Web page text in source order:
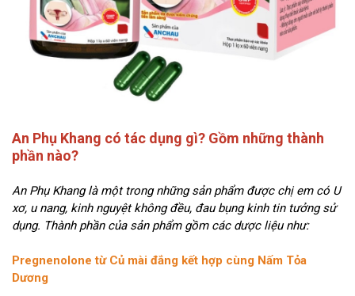
An Phụ Khang có tác dụng gì? Gồm những thành
phần nào?
An Phụ Khang là một trong những sản phẩm được chị em có U
xơ, u nang, kinh nguyệt không đều, đau bụng kinh tin tưởng sử
dụng. Thành phần của sản phẩm gồm các dược liệu như:
Pregnenolone từ Củ mài đắng kết hợp cùng Nấm Tỏa
Dương